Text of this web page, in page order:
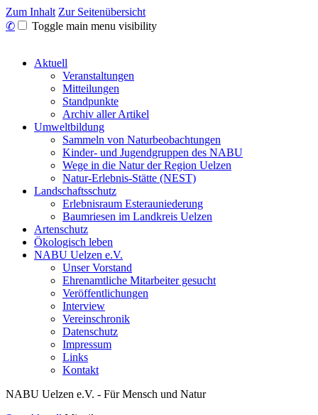
Zum Inhalt Zur Seitenübersicht
✆
Toggle main menu visibility
Aktuell
Veranstaltungen
Mitteilungen
Standpunkte
Archiv aller Artikel
Umweltbildung
Sammeln von Naturbeobachtungen
Kinder- und Jugendgruppen des NABU
Wege in die Natur der Region Uelzen
Natur-Erlebnis-Stätte (NEST)
Landschaftsschutz
Erlebnisraum Esterauniederung
Baumriesen im Landkreis Uelzen
Artenschutz
Ökologisch leben
NABU Uelzen e.V.
Unser Vorstand
Ehrenamtliche Mitarbeiter gesucht
Veröffentlichungen
Interview
Vereinschronik
Datenschutz
Impressum
Links
Kontakt
NABU Uelzen e.V. - Für Mensch und Natur